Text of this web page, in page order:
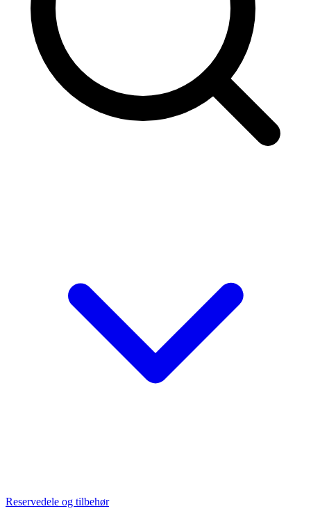
Reservedele og tilbehør